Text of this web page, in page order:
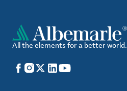
All the elements for a better world.
Facebook
Instagram
X LinkedIn
YouTube